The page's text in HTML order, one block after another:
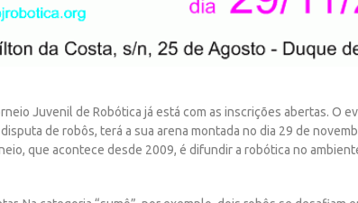
Juvenil de Robótica já está com asinscrições abertas. O
disputa derobôs, terá a sua arena montada no dia 29 de
que acontece desde 2009, é difundir a robótica no